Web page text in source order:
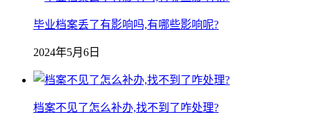
毕业档案丢了有影响吗,有哪些影响呢?
2024年5月6日
档案不见了怎么补办,找不到了咋处理?